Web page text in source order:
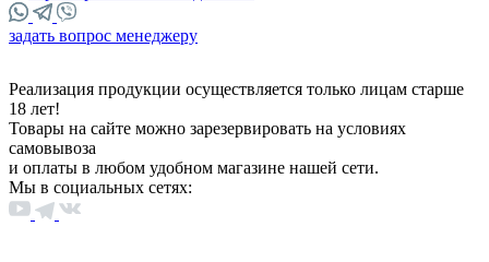
задать вопрос менеджеру
Реализация продукции осуществляется только лицам старше
18 лет!
Товары на сайте можно зарезервировать на условиях
самовывоза
и оплаты в любом удобном магазине нашей сети.
Мы в социальных сетях: